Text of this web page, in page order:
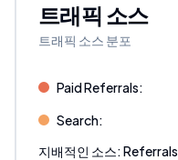
트래픽 소스
트래픽 소스 분포
Paid Referrals:
Search:
지배적인 소스:Referrals